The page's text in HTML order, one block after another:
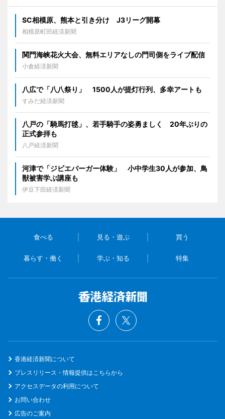
SC相模原、熊本と引き分け J3リーグ開幕
相模原町田経済新聞
関門海峡花火大会、無料エリアなしの門司側をライブ配信
小倉経済新聞
八広で「八八祭り」 1500人が提灯行列、多幸アートも
すみだ経済新聞
八戸の「騎馬打毬」、若手騎手の姿勇ましく 20年ぶりの
正式参拝も
八戸経済新聞
河津で「ジビエバーガー体験」 小中学生30人が参加、鳥
獣被害学ぶ講座も
伊豆下田経済新聞
食べる 見る・遊ぶ 買う
暮らす・働く 学ぶ・知る 特集
香港経済新聞について
プレスリリース・情報提供はこちらから
アクセスデータの利用について
お問い合わせ
広告のご案内